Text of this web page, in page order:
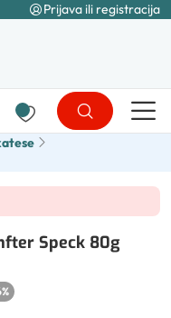
Prijava ili registracija
Speck 80g
%